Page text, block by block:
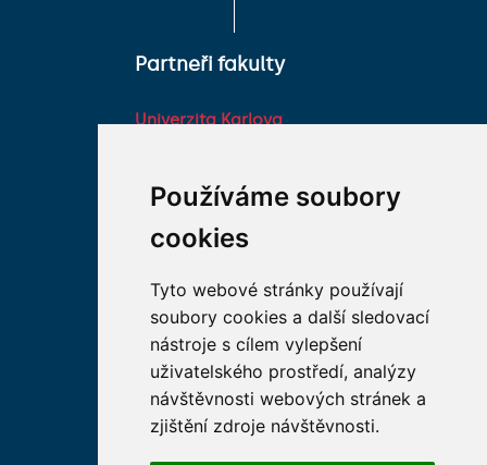
Používáme soubory
cookies
Tyto webové stránky používají
soubory cookies a další sledovací
nástroje s cílem vylepšení
uživatelského prostředí, analýzy
návštěvnosti webových stránek a
zjištění zdroje návštěvnosti.
Partneři fakulty
Univerzita Karlova
Farmaceutická fakulta v
Hradci Králové Univerzity
Karlovy
Univerzity Obrany
Studentské spolky na LF
Asociace děkanů
lékařských fakult ČR